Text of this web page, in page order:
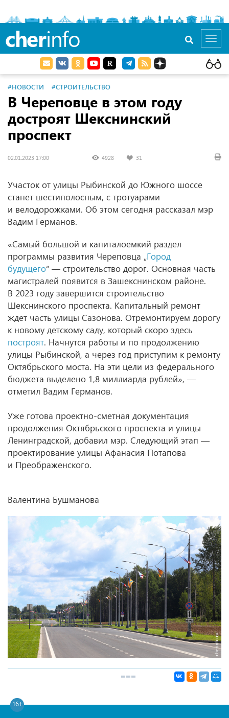
cherinfo
#НОВОСТИ #СТРОИТЕЛЬСТВО
В Череповце в этом году
достроят Шекснинский
проспект
02.01.2023 17:00 4928 31
Участок от улицы Рыбинской до Южного шоссе
станет шестиполосным, с тротуарами
и велодорожками. Об этом сегодня рассказал мэр
Вадим Германов.
«Самый большой и капиталоемкий раздел
программы развития Череповца „Город
будущего“ — строительство дорог. Основная часть
магистралей появится в Зашекснинском районе.
В 2023 году завершится строительство
Шекснинского проспекта. Капитальный ремонт
ждет часть улицы Сазонова. Отремонтируем дорогу
к новому детскому саду, который скоро здесь
построят. Начнутся работы и по продолжению
улицы Рыбинской, а через год приступим к ремонту
Октябрьского моста. На эти цели из федерального
бюджета выделено 1,8 миллиарда рублей», —
отметил Вадим Германов.
Уже готова проектно-сметная документация
продолжения Октябрьского проспекта и улицы
Ленинградской, добавил мэр. Следующий этап —
проектирование улицы Афанасия Потапова
и Преображенского.
Валентина Бушманова
16+